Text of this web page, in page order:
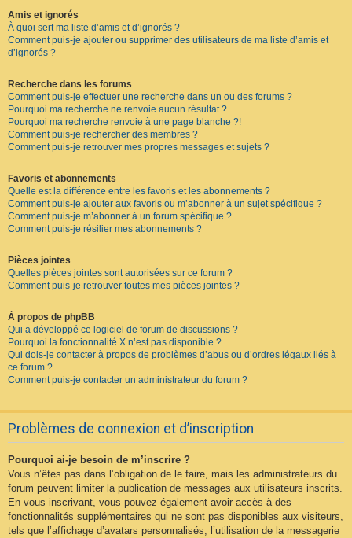
Amis et ignorés
À quoi sert ma liste d’amis et d’ignorés ?
Comment puis-je ajouter ou supprimer des utilisateurs de ma liste d’amis et
d’ignorés ?
Recherche dans les forums
Comment puis-je effectuer une recherche dans un ou des forums ?
Pourquoi ma recherche ne renvoie aucun résultat ?
Pourquoi ma recherche renvoie à une page blanche ?!
Comment puis-je rechercher des membres ?
Comment puis-je retrouver mes propres messages et sujets ?
Favoris et abonnements
Quelle est la différence entre les favoris et les abonnements ?
Comment puis-je ajouter aux favoris ou m’abonner à un sujet spécifique ?
Comment puis-je m’abonner à un forum spécifique ?
Comment puis-je résilier mes abonnements ?
Pièces jointes
Quelles pièces jointes sont autorisées sur ce forum ?
Comment puis-je retrouver toutes mes pièces jointes ?
À propos de phpBB
Qui a développé ce logiciel de forum de discussions ?
Pourquoi la fonctionnalité X n’est pas disponible ?
Qui dois-je contacter à propos de problèmes d’abus ou d’ordres légaux liés à
ce forum ?
Comment puis-je contacter un administrateur du forum ?
Problèmes de connexion et d’inscription
Pourquoi ai-je besoin de m’inscrire ?
Vous n’êtes pas dans l’obligation de le faire, mais les administrateurs du
forum peuvent limiter la publication de messages aux utilisateurs inscrits.
En vous inscrivant, vous pouvez également avoir accès à des
fonctionnalités supplémentaires qui ne sont pas disponibles aux visiteurs,
tels que l’affichage d’avatars personnalisés, l’utilisation de la messagerie